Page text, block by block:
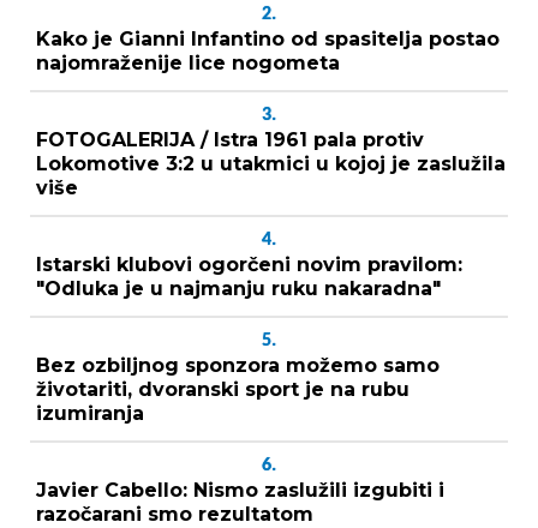
2.
Kako je Gianni Infantino od spasitelja postao
najomraženije lice nogometa
3.
FOTOGALERIJA / Istra 1961 pala protiv
Lokomotive 3:2 u utakmici u kojoj je zaslužila
više
4.
Istarski klubovi ogorčeni novim pravilom:
"Odluka je u najmanju ruku nakaradna"
5.
Bez ozbiljnog sponzora možemo samo
životariti, dvoranski sport je na rubu
izumiranja
6.
Javier Cabello: Nismo zaslužili izgubiti i
razočarani smo rezultatom